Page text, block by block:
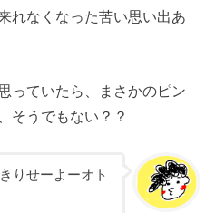
れなくなった苦い思い出あ
っていたら、まさかのピン
そうでもない？？
りせーよーオト